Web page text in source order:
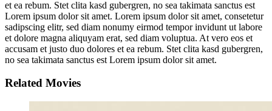
et ea rebum. Stet clita kasd gubergren, no sea takimata sanctus est
Lorem ipsum dolor sit amet. Lorem ipsum dolor sit amet, consetetur
sadipscing elitr, sed diam nonumy eirmod tempor invidunt ut labore
et dolore magna aliquyam erat, sed diam voluptua. At vero eos et
accusam et justo duo dolores et ea rebum. Stet clita kasd gubergren,
no sea takimata sanctus est Lorem ipsum dolor sit amet.
Related Movies